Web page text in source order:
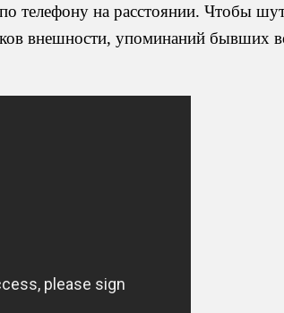
телефону на расстоянии. Чтобы
внешности, упоминаний